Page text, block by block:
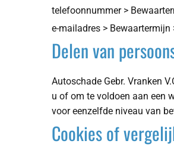
telefoonnummer >
e-mailadres > Bewaartermijn
Delen van
Autoschade Gebr. Vranken
u of om te voldoen aan een
voor eenzelfde niveau van
Cookies of